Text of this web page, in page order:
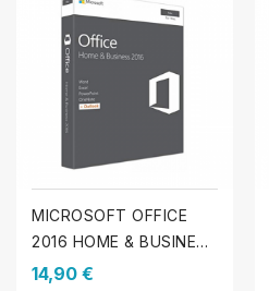
MICROSOFT OFFICE
2016 HOME & BUSINESS
(MAC)
14,90 €